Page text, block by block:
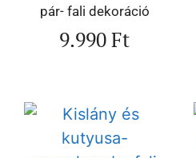
pár- fali dekoráció
9.990Ft